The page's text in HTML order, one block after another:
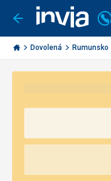
Jít
zpět
Invia.cz
Dovolená Rumunsko